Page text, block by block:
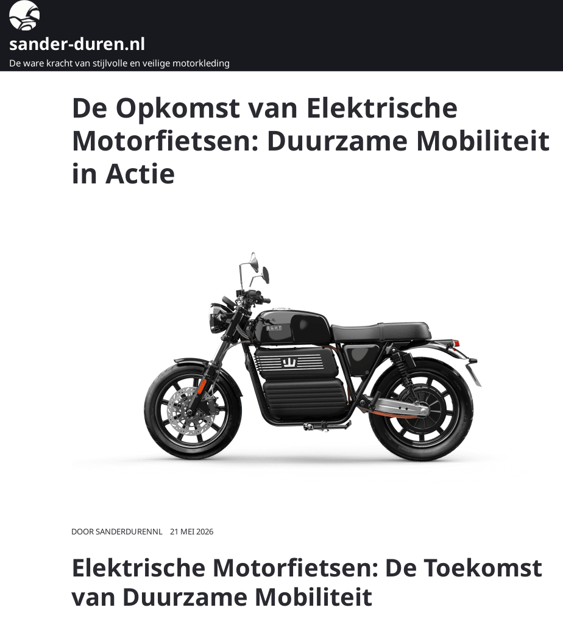
Naar
de
gaansander-duren.nl
De ware kracht van stijlvolle en veilige motorkleding
De Opkomst van Elektrische
Motorfietsen: Duurzame Mobiliteit
in Actie
DOORSANDERDURENNL 21 MEI 2026
Elektrische Motorfietsen: De Toekomst
van Duurzame Mobiliteit